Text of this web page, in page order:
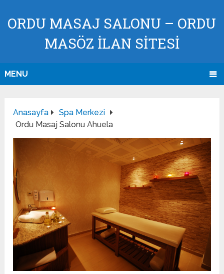
ORDU MASAJ SALONU – ORDU
MASÖZ İLAN SİTESİ
MENU
Anasayfa
Spa Merkezi
Ordu Masaj Salonu Ahuela